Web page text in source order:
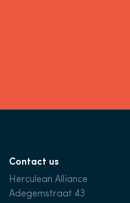
Contact us
Herculean Alliance
Adegemstraat 43